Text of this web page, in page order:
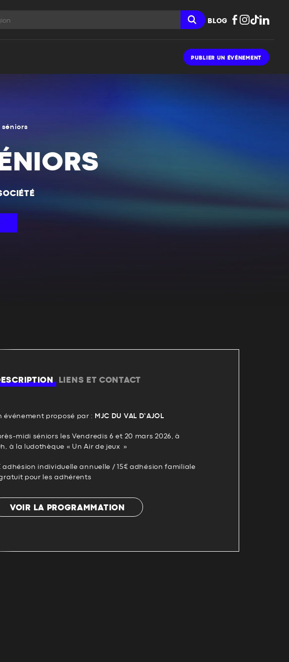
BLOG
PUBLIER UN ÉVÉNEMENT
séniors
LIENS ET CONTACT
événement proposé par : MJC DU VAL D’AJOL
midi séniors les Vendredis 6 et 20 mars 2026, à
à la ludothèque « Un Air de jeux »
adhésion individuelle annuelle / 15€ adhésion familiale
pour les adhérents
VOIR LA PROGRAMMATION